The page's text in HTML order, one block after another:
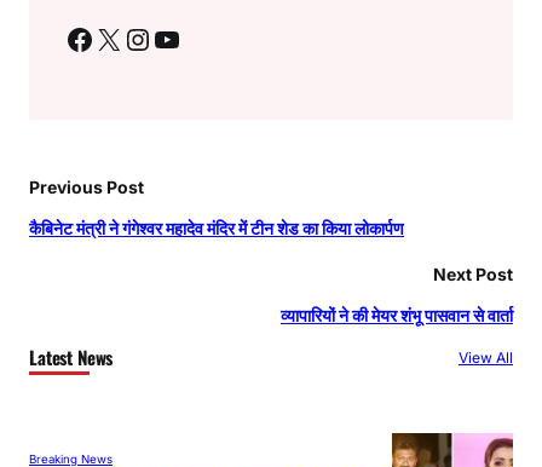
Facebook X Instagram YouTube
Previous Post
कैबिनेट मंत्री ने गंगेश्वर महादेव मंदिर में टीन शेड का किया लोकार्पण
Next Post
व्यापारियों ने की मेयर शंभू पासवान से वार्ता
Latest News View All
Breaking News